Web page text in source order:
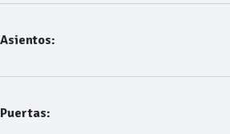
Asientos:
Puertas: